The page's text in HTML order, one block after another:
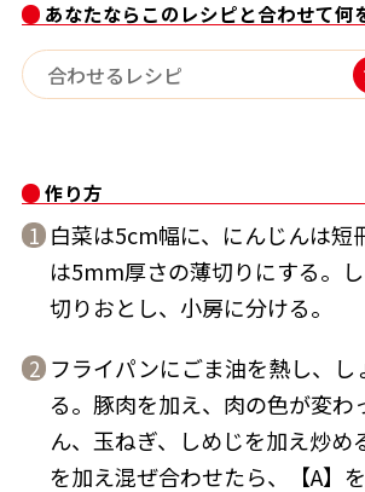
新鮮一番
あなたならこのレシピと合わせて何
作り方
1 白菜は5cm幅に、にんじんは短
は5mm厚さの薄切りにする。
切りおとし、小房に分ける。
2 フライパンにごま油を熱し、し
る。豚肉を加え、肉の色が変わ
ん、玉ねぎ、しめじを加え炒め
を加え混ぜ合わせたら、【A】を